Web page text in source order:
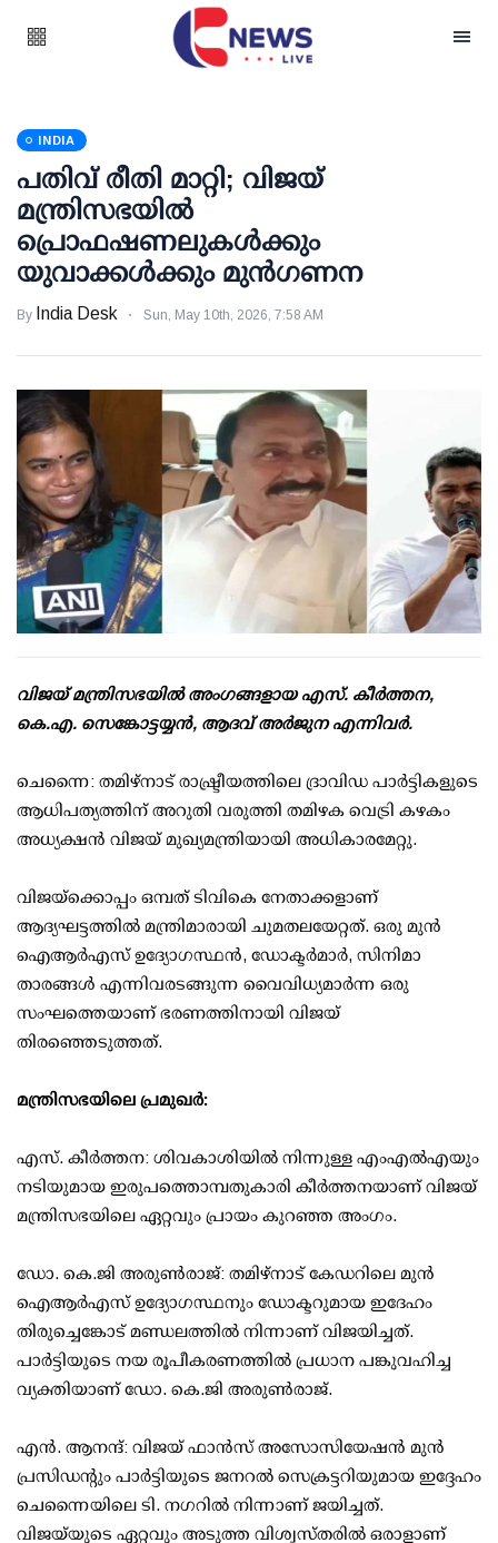
INDIA
പതിവ് രീതി മാറ്റി; വിജയ്
മന്ത്രിസഭയില്‍
പ്രൊഫഷണലുകള്‍ക്കും
യുവാക്കള്‍ക്കും മുന്‍ഗണന
By India Desk Sun, May 10th, 2026, 7:58 AM
വിജയ് മന്ത്രിസഭയില്‍ അംഗങ്ങളായ എസ്. കീര്‍ത്തന,
കെ.എ. സെങ്കോട്ടയ്യന്‍, ആദവ് അര്‍ജുന എന്നിവര്‍.
ചെന്നൈ: തമിഴ്നാട് രാഷ്ട്രീയത്തിലെ ദ്രാവിഡ പാര്‍ട്ടികളുടെ
ആധിപത്യത്തിന് അറുതി വരുത്തി തമിഴക വെട്രി കഴകം
അധ്യക്ഷന്‍ വിജയ് മുഖ്യമന്ത്രിയായി അധികാരമേറ്റു.
വിജയ്‌ക്കൊപ്പം ഒമ്പത് ടിവികെ നേതാക്കളാണ്
ആദ്യഘട്ടത്തില്‍ മന്ത്രിമാരായി ചുമതലയേറ്റത്. ഒരു മുന്‍
ഐആര്‍എസ് ഉദ്യോഗസ്ഥന്‍, ഡോക്ടര്‍മാര്‍, സിനിമാ
താരങ്ങള്‍ എന്നിവരടങ്ങുന്ന വൈവിധ്യമാര്‍ന്ന ഒരു
സംഘത്തെയാണ് ഭരണത്തിനായി വിജയ്
തിരഞ്ഞെടുത്തത്.
മന്ത്രിസഭയിലെ പ്രമുഖര്‍:
എസ്. കീര്‍ത്തന: ശിവകാശിയില്‍ നിന്നുള്ള എംഎല്‍എയും
നടിയുമായ ഇരുപത്തൊമ്പതുകാരി കീര്‍ത്തനയാണ് വിജയ്
മന്ത്രിസഭയിലെ ഏറ്റവും പ്രായം കുറഞ്ഞ അംഗം.
ഡോ. കെ.ജി അരുണ്‍രാജ്: തമിഴ്നാട് കേഡറിലെ മുന്‍
ഐആര്‍എസ് ഉദ്യോഗസ്ഥനും ഡോക്ടറുമായ ഇദേഹം
തിരുച്ചെങ്കോട് മണ്ഡലത്തില്‍ നിന്നാണ് വിജയിച്ചത്.
പാര്‍ട്ടിയുടെ നയ രൂപീകരണത്തില്‍ പ്രധാന പങ്കുവഹിച്ച
വ്യക്തിയാണ് ഡോ. കെ.ജി അരുണ്‍രാജ്.
എന്‍. ആനന്ദ്: വിജയ് ഫാന്‍സ് അസോസിയേഷന്‍ മുന്‍
പ്രസിഡന്റും പാര്‍ട്ടിയുടെ ജനറല്‍ സെക്രട്ടറിയുമായ ഇദ്ദേഹം
ചെന്നൈയിലെ ടി. നഗറില്‍ നിന്നാണ് ജയിച്ചത്.
വിജയ്‌യുടെ ഏറ്റവും അടുത്ത വിശ്വസ്തരില്‍ ഒരാളാണ്